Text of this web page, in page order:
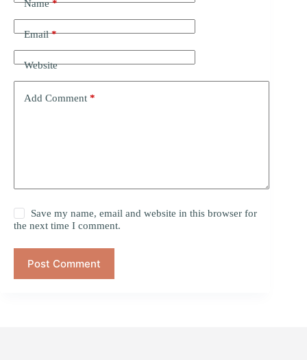
Name*
Email*
Website
Add Comment *
Save my name, email and website in this browser for
the next time I comment.
Post Comment